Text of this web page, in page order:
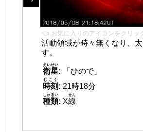
👈 お気に入りのアイコンをクリッ
活動領域が時々無くなり、
す。
衛星
えいせい
:
「ひので」
時刻
じこく
: 21時18分
種類
しゅるい
: X線
せん